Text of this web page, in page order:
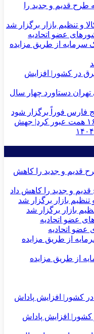
قدیم و جدید را
و تنظیم بازار برگزار شد
عضو اتحادیه
سرمایه از طریق مزایده
در کشور| افزایش
دستاورد چهار سال
فارس فوراً برگزار شود
درآمدهای عملیاتی بانك ملت از ۱۶۰ همت عبور كرد| جهش
و جدید را کاهش داد
بازار برگزار شد
عضو اتحادیه
از طریق مزایده
افزایش پاداش